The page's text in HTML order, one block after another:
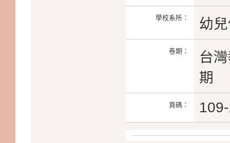
學校系所： 幼
卷期：
台
期
頁碼：